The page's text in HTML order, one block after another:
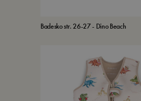
Badesko str. 26-27 - Dino Beach